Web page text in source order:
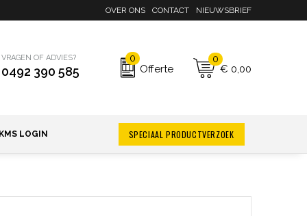
OVER ONS CONTACT NIEUWSBRIEF
VRAGEN OF ADVIES?
0492 390 585
0
Offerte
0
€ 0,00
LOGIN SPECIAAL PRODUCTVERZOEK